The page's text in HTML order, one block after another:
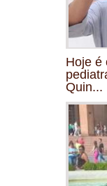
Hoje é
Quin...